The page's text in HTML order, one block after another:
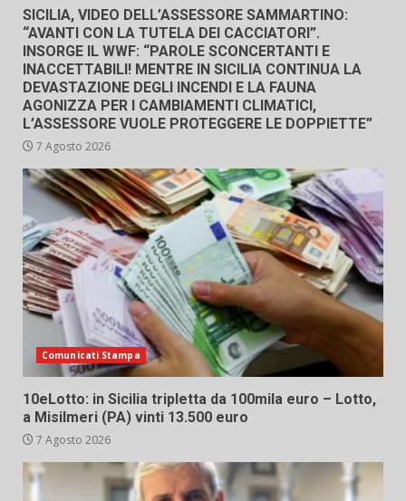
SICILIA, VIDEO DELL’ASSESSORE SAMMARTINO:
“AVANTI CON LA TUTELA DEI CACCIATORI”.
INSORGE IL WWF: “PAROLE SCONCERTANTI E
INACCETTABILI! MENTRE IN SICILIA CONTINUA LA
DEVASTAZIONE DEGLI INCENDI E LA FAUNA
AGONIZZA PER I CAMBIAMENTI CLIMATICI,
L’ASSESSORE VUOLE PROTEGGERE LE DOPPIETTE”
7 Agosto 2026
Comunicati Stampa
10eLotto: in Sicilia tripletta da 100mila euro – Lotto,
a Misilmeri (PA) vinti 13.500 euro
7 Agosto 2026